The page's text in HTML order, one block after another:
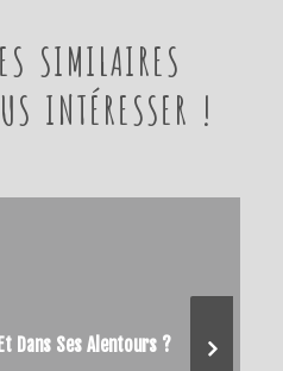
SIMILAIRES
INTÉRESSER !
Dans Ses Alentours ?